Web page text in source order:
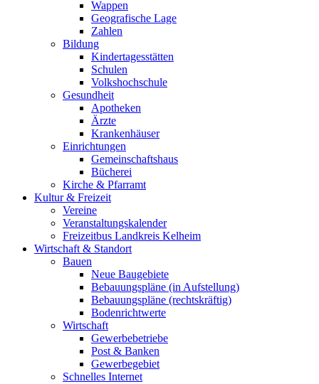
Wappen
Geografische Lage
Zahlen
Bildung
Kindertagesstätten
Schulen
Volkshochschule
Gesundheit
Apotheken
Ärzte
Krankenhäuser
Einrichtungen
Gemeinschaftshaus
Bücherei
Kirche & Pfarramt
Kultur & Freizeit
Vereine
Veranstaltungskalender
Freizeitbus Landkreis Kelheim
Wirtschaft & Standort
Bauen
Neue Baugebiete
Bebauungspläne (in Aufstellung)
Bebauungspläne (rechtskräftig)
Bodenrichtwerte
Wirtschaft
Gewerbebetriebe
Post & Banken
Gewerbegebiet
Schnelles Internet